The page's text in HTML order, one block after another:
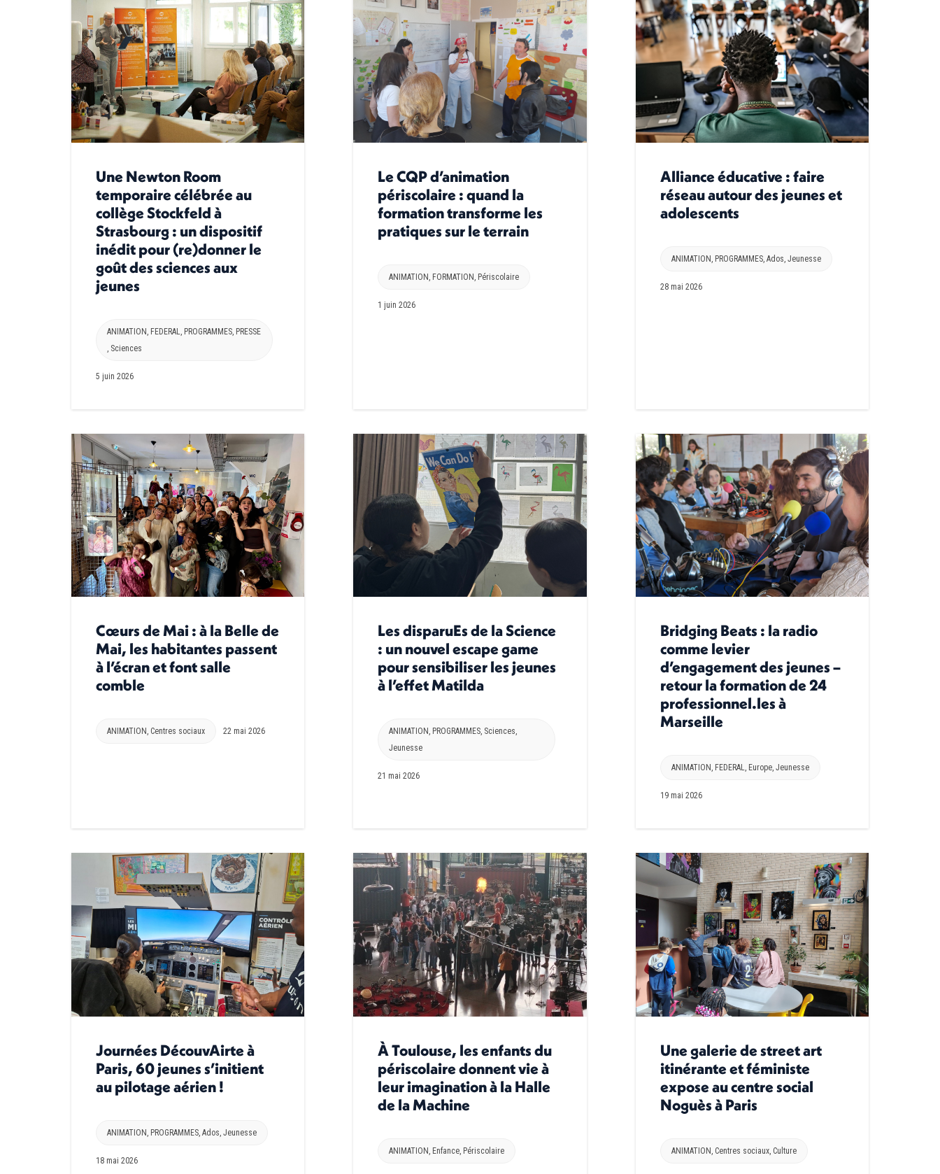
Une Newton Room
temporaire célébrée au
collège Stockfeld à
Strasbourg : un dispositif
inédit pour (re)donner le
goût des sciences aux
jeunes
ANIMATION FEDERAL PROGRAMMES PRESSE
Sciences
5 juin 2026
Le CQP d’animation
périscolaire : quand la
formation transforme les
pratiques sur le terrain
ANIMATION FORMATION Périscolaire
1 juin 2026
Alliance éducative : faire
réseau autour des jeunes et
adolescents
ANIMATION PROGRAMMES, Ados Jeunesse
28 mai 2026
Cœurs de Mai : à la Belle de
Mai, les habitantes passent
à l’écran et font salle
comble
ANIMATION , Centres sociaux 22 mai 2026
Les disparuEs de la Science
: un nouvel escape game
pour sensibiliser les jeunes
à l’effet Matilda
ANIMATION , PROGRAMMES, Sciences,
Jeunesse
21 mai 2026
Bridging Beats : la radio
comme levier
d’engagement des jeunes –
retour la formation de 24
professionnel.les à
Marseille
ANIMATION , FEDERAL, Europe, Jeunesse
19 mai 2026
Journées DécouvAirte à
Paris, 60 jeunes s’initient
au pilotage aérien !
ANIMATION PROGRAMMES Ados Jeunesse
18 mai 2026
À Toulouse, les enfants du
périscolaire donnent vie à
leur imagination à la Halle
de la Machine
ANIMATION Enfance Périscolaire
Une galerie de street art
itinérante et féministe
expose au centre social
Noguès à Paris
ANIMATION Centres sociaux, Culture